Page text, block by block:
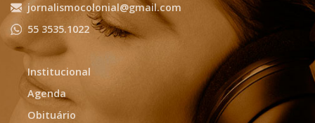
jornalismocolonial@gmail.com
55 3535.1022
Institucional
Agenda
Obituário